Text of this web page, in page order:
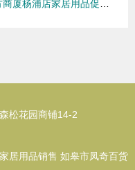
松花园商铺14-2
家居用品销售 如皋市凤奇百货